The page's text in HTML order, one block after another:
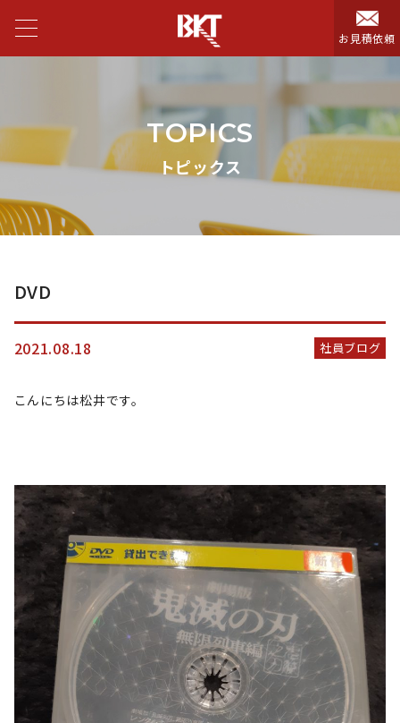
お見積依頼
TOPICS
トピックス
DVD
2021.08.18 社員ブログ
こんにちは松井です。